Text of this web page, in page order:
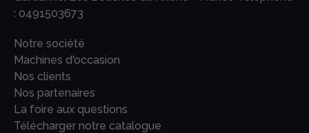
: 0491503673
Notre société
Machines d'occasion
Nos clients
Nos partenaires
La foire aux questions
Télécharger notre catalogue